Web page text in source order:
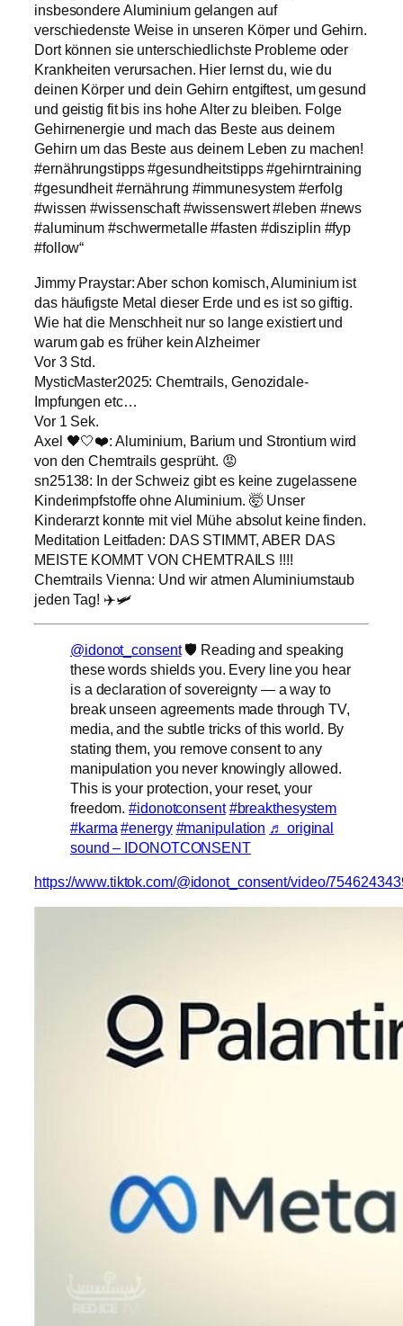
insbesondere Aluminium gelangen auf
verschiedenste Weise in unseren Körper und Gehirn.
Dort können sie unterschiedlichste Probleme oder
Krankheiten verursachen. Hier lernst du, wie du
deinen Körper und dein Gehirn entgiftest, um gesund
und geistig fit bis ins hohe Alter zu bleiben. Folge
Gehirnenergie und mach das Beste aus deinem
Gehirn um das Beste aus deinem Leben zu machen!
#ernährungstipps #gesundheitstipps #gehirntraining
#gesundheit #ernährung #immunesystem #erfolg
#wissen #wissenschaft #wissenswert #leben #news
#aluminum #schwermetalle #fasten #disziplin #fyp
#follow“
Jimmy Praystar: Aber schon komisch, Aluminium ist
das häufigste Metal dieser Erde und es ist so giftig.
Wie hat die Menschheit nur so lange existiert und
warum gab es früher kein Alzheimer
Vor 3 Std.
MysticMaster2025: Chemtrails, Genozidale-
Impfungen etc…
Vor 1 Sek.
Axel 🖤🤍❤️: Aluminium, Barium und Strontium wird
von den Chemtrails gesprüht. 😡
sn25138: In der Schweiz gibt es keine zugelassene
Kinderimpfstoffe ohne Aluminium. 🤯 Unser
Kinderarzt konnte mit viel Mühe absolut keine finden.
Meditation Leitfaden: DAS STIMMT, ABER DAS
MEISTE KOMMT VON CHEMTRAILS !!!!
Chemtrails Vienna: Und wir atmen Aluminiumstaub
jeden Tag! ✈️🛩
@idonot_consent🛡️ Reading and speaking
these words shields you. Every line you hear
is a declaration of sovereignty — a way to
break unseen agreements made through TV,
media, and the subtle tricks of this world. By
stating them, you remove consent to any
manipulation you never knowingly allowed.
This is your protection, your reset, your
freedom.#idonotconsent #breakthesystem
#karma #energy #manipulation ♬ original
sound – IDONOTCONSENT
https://www.tiktok.com/@idonot_consent/video/